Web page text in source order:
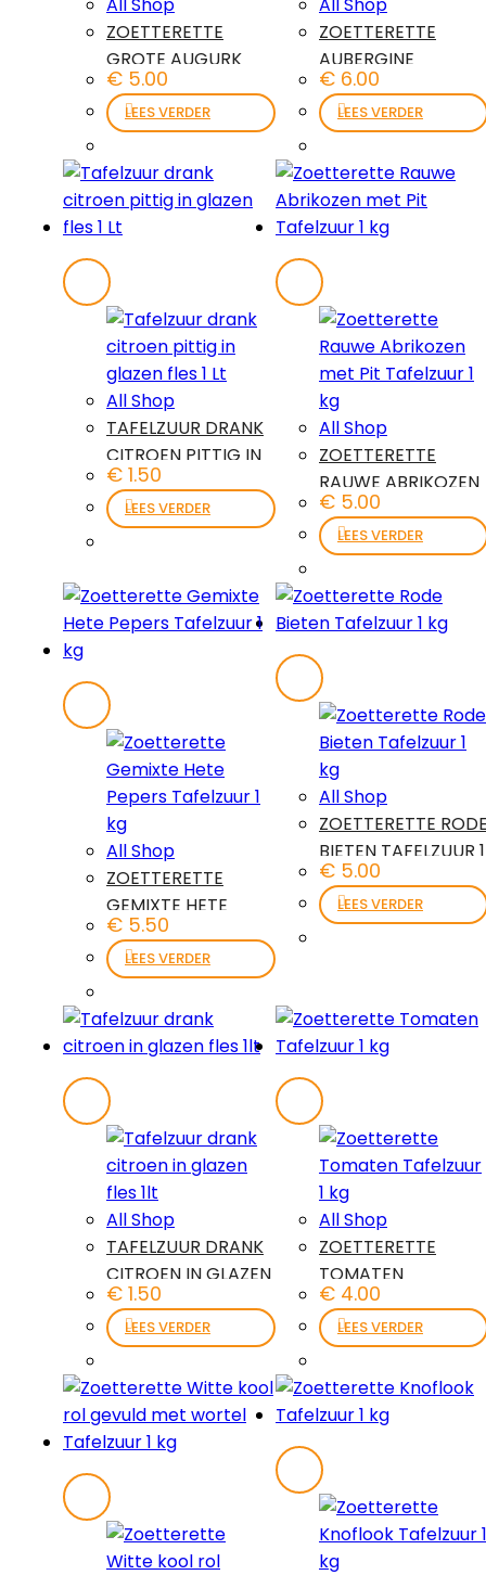
ZOETTERETTE
GROTE AUGURK
TAFELZUUR 1 KG
€ 5.00
LEES VERDER
ZOETTERETTE
AUBERGINE
TAFELZUUR 1 KG
€ 6.00
LEES VERDER
All Shop
TAFELZUUR DRANK
CITROEN PITTIG IN
GLAZEN FLES 1 LT
€ 1.50
LEES VERDER
All Shop
ZOETTERETTE
RAUWE ABRIKOZEN
MET PIT TAFELZUUR
1 KG
€ 5.00
LEES VERDER
All Shop
ZOETTERETTE
GEMIXTE HETE
PEPERS TAFELZUUR
1 KG
€ 5.50
LEES VERDER
All Shop
ZOETTERETTE
BIETEN TAFELZUUR 1
KG
€ 5.00
LEES VERDER
All Shop
TAFELZUUR DRANK
CITROEN IN GLAZEN
FLES 1LT
€ 1.50
LEES VERDER
All Shop
ZOETTERETTE
TOMATEN
TAFELZUUR 1 KG
€ 4.00
LEES VERDER